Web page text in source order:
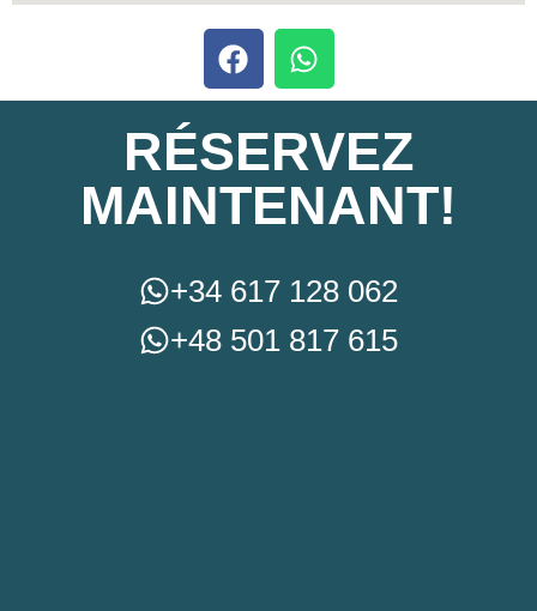
RÉSERVEZ
MAINTENANT!
+34 617 128 062
+48 501 817 615